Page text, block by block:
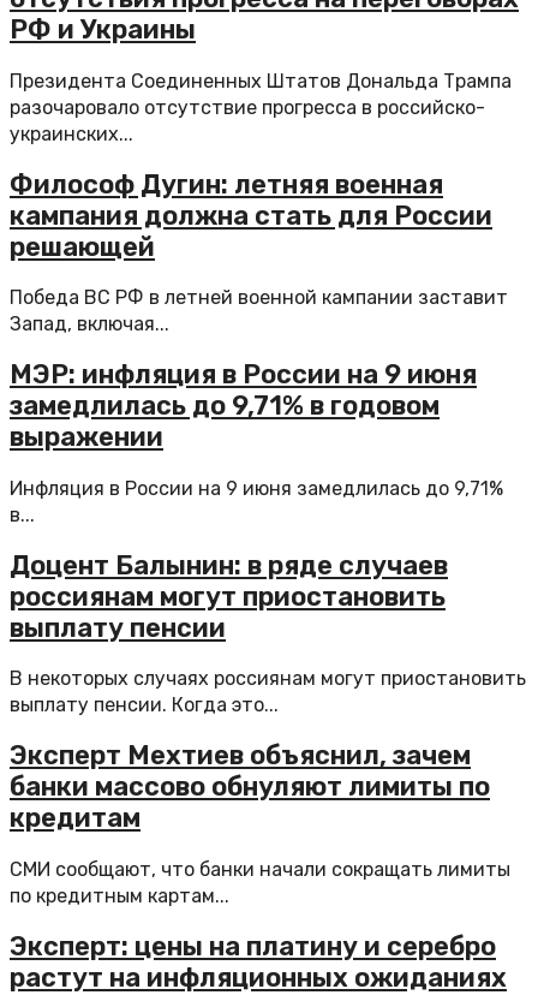
РФ и Украины
Президента Соединенных Штатов Дональда Трампа
разочаровало отсутствие прогресса в российско-
украинских...
Философ Дугин: летняя военная
кампания должна стать для России
решающей
Победа ВС РФ в летней военной кампании заставит
Запад, включая...
МЭР: инфляция в России на 9 июня
замедлилась до 9,71% в годовом
выражении
Инфляция в России на 9 июня замедлилась до 9,71%
в...
Доцент Балынин: в ряде случаев
россиянам могут приостановить
выплату пенсии
В некоторых случаях россиянам могут приостановить
выплату пенсии. Когда это...
Эксперт Мехтиев объяснил, зачем
банки массово обнуляют лимиты по
кредитам
СМИ сообщают, что банки начали сокращать лимиты
по кредитным картам...
Эксперт: цены на платину и серебро
растут на инфляционных ожиданиях